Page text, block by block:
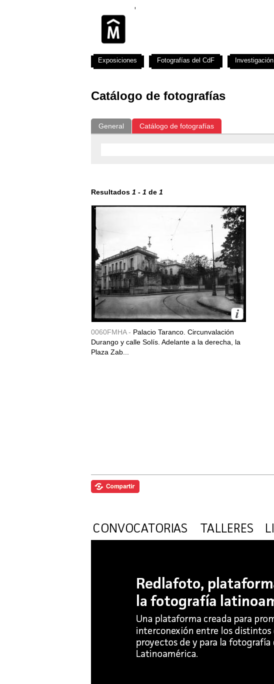
Catálogo de fotografías
General Catálogo de fotografías
Resultados 1 - 1 de 1
0060FMHA - Palacio Taranco. Circunvalación
Durango y calle Solís. Adelante a la derecha, la
Plaza Zab...
Exposiciones Fotografías del CdF Investigación